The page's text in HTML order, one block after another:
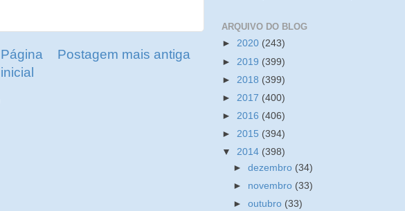
Postagem mais antiga
Página
inicial
ARQUIVO DO BLOG
► 2020 (243)
► 2019 (399)
► 2018 (399)
► 2017 (400)
► 2016 (406)
► 2015 (394)
▼ 2014 (398)
►dezembro (34)
► novembro (33)
►outubro (33)